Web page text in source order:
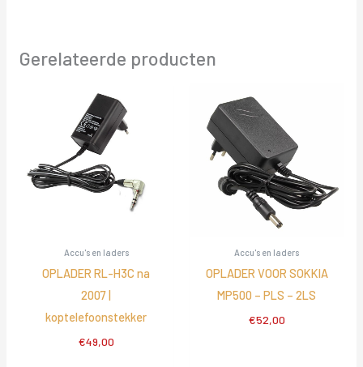
Gerelateerde producten
Accu's en laders
OPLADER RL-H3C na
2007 |
koptelefoonstekker
€49,00
Accu's en laders
OPLADER VOOR SOKKIA
MP500 – PLS – 2LS
€52,00